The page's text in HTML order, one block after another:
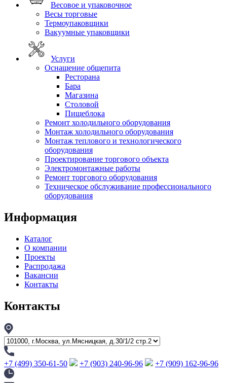
Весовое и упаковочное
Весы торговые
Термоупаковщики
Вакуумные упаковщики
Услуги
Оснащение общепита
Ресторана
Бара
Магазина
Столовой
Пищеблока
Ремонт холодильного оборудования
Монтаж холодильного оборудования
Монтаж теплового и технологического
оборудования
Проектирование торгового объекта
Электромонтажные работы
Ремонт торгового оборудования
Техническое обслуживание профессионального
оборудования
Информация
Каталог
О компании
Проекты
Распродажа
Вакансии
Контакты
Контакты
+7 (499) 350-61-50 +7 (903) 240-96-96 +7 (909) 162-96-96